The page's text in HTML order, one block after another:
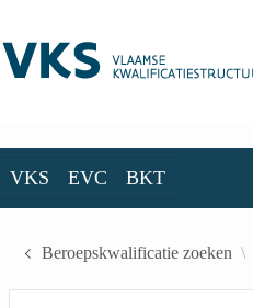
VKS EVC BKT
Beroepskwalificatie zoeken